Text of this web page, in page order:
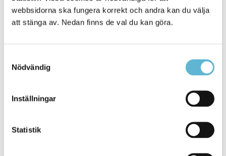
webbsidorna ska fungera korrekt och andra kan du välja
att stänga av. Nedan finns de val du kan göra.
Nödvändig
Inställningar
Statistik
Nyhet
Nu skickar Polisen och Bromölla kommun ut den
Susanne Hagström Rosenqvist. Det går att svara
[Arkiverad] Den bästa trygghetsmätningen
på sex år i Bromölla kommun.